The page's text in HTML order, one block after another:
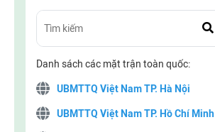
Danh sách các mặt trận toàn quốc:
UBMTTQ Việt Nam TP. Hà Nội
UBMTTQ Việt Nam TP. Hồ Chí Minh